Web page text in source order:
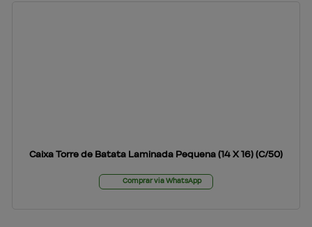
Caixa Torre de Batata Laminada Pequena (14 X 16) (C/50)
Comprar via WhatsApp